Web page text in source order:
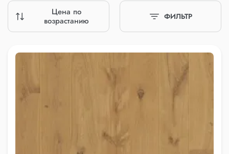
Цена по
возрастанию
ФИЛЬТР